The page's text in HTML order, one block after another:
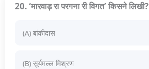
20. ‘मारवाड़ रा परगना री विगत’ किसने लिखी?
(A) बांकीदास
(B) सूर्यमल्ल मिश्रण